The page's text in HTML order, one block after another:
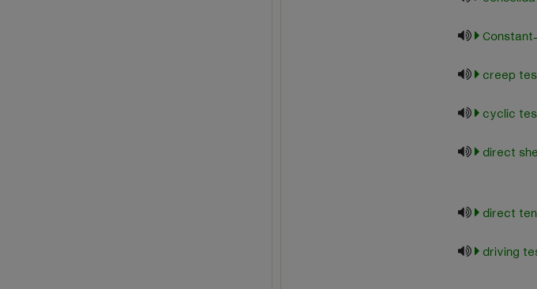
creep
cyclic
direct
direct
driving